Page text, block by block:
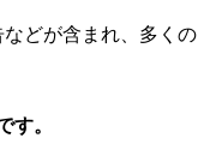
どが含まれ、多くの
す。